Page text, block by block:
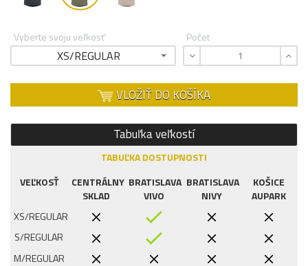
Vyberte svoju veľkosť
XS/REGULAR
Počet
VLOŽIŤ DO KOŠÍKA
Tabuľka veľkostí
TABUĽKA DOSTUPNOSTI
VEĽKOSŤ
CENTRÁLNY
SKLAD
BRATISLAVA
VIVO
BRATISLAVA
NIVY
KOŠICE
AUPARK
XS/REGULAR
S/REGULAR
M/REGULAR